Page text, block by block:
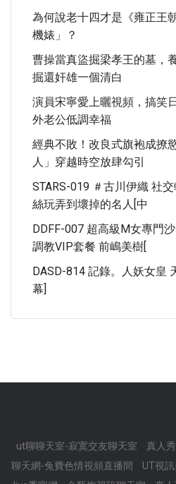
為何說老十四才是《雍正王
機婊」？
曹操當真盜掘梁孝王的墓，
掘還奸雄一個清白
演員宋寧愛上曬視頻，搞笑
外老公低調幸福
經典不敗！改良式旗袍成
人」穿越時空放肆勾引
STARS-019 ＃古川伊織 社
絲玩弄到壞掉的名人[中
DDFF-007 超高級M女專門
調教VIP套餐 前嶋美樹[
DASD-814 記錄。人妖女皇
幕]
ut聊聊天室-寂寞交友聊天室 真人
聊天網-兔費色情視頻直播間
UT視